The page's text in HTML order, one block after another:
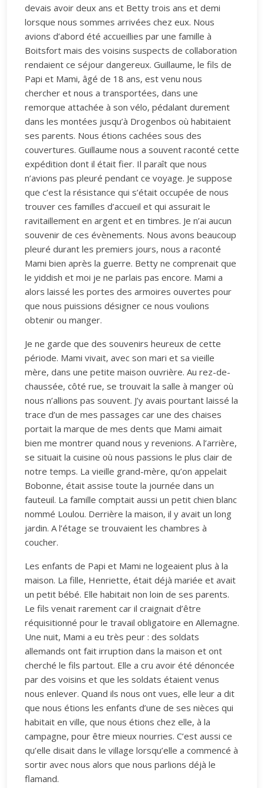
devais avoir deux ans et Betty trois ans et demi
lorsque nous sommes arrivées chez eux. Nous
avions d’abord été accueillies par une famille à
Boitsfort mais des voisins suspects de collaboration
rendaient ce séjour dangereux. Guillaume, le fils de
Papi et Mami, âgé de 18 ans, est venu nous
chercher et nous a transportées, dans une
remorque attachée à son vélo, pédalant durement
dans les montées jusqu’à Drogenbos où habitaient
ses parents. Nous étions cachées sous des
couvertures. Guillaume nous a souvent raconté cette
expédition dont il était fier. Il paraît que nous
n’avions pas pleuré pendant ce voyage. Je suppose
que c’est la résistance qui s’était occupée de nous
trouver ces familles d’accueil et qui assurait le
ravitaillement en argent et en timbres. Je n’ai aucun
souvenir de ces évènements. Nous avons beaucoup
pleuré durant les premiers jours, nous a raconté
Mami bien après la guerre. Betty ne comprenait que
le yiddish et moi je ne parlais pas encore. Mami a
alors laissé les portes des armoires ouvertes pour
que nous puissions désigner ce nous voulions
obtenir ou manger.
Je ne garde que des souvenirs heureux de cette
période. Mami vivait, avec son mari et sa vieille
mère, dans une petite maison ouvrière. Au rez-de-
chaussée, côté rue, se trouvait la salle à manger où
nous n’allions pas souvent. J’y avais pourtant laissé la
trace d’un de mes passages car une des chaises
portait la marque de mes dents que Mami aimait
bien me montrer quand nous y revenions. A l’arrière,
se situait la cuisine où nous passions le plus clair de
notre temps. La vieille grand-mère, qu’on appelait
Bobonne, était assise toute la journée dans un
fauteuil. La famille comptait aussi un petit chien blanc
nommé Loulou. Derrière la maison, il y avait un long
jardin. A l’étage se trouvaient les chambres à
coucher.
Les enfants de Papi et Mami ne logeaient plus à la
maison. La fille, Henriette, était déjà mariée et avait
un petit bébé. Elle habitait non loin de ses parents.
Le fils venait rarement car il craignait d’être
réquisitionné pour le travail obligatoire en Allemagne.
Une nuit, Mami a eu très peur : des soldats
allemands ont fait irruption dans la maison et ont
cherché le fils partout. Elle a cru avoir été dénoncée
par des voisins et que les soldats étaient venus
nous enlever. Quand ils nous ont vues, elle leur a dit
que nous étions les enfants d’une de ses nièces qui
habitait en ville, que nous étions chez elle, à la
campagne, pour être mieux nourries. C’est aussi ce
qu’elle disait dans le village lorsqu’elle a commencé à
sortir avec nous alors que nous parlions déjà le
flamand.